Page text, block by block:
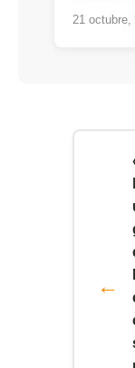
21 octubre,